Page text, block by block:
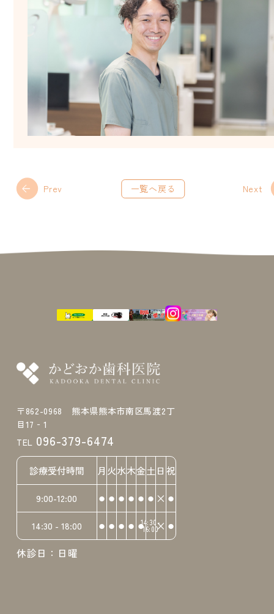
Prev 一覧へ戻る Next
〒862-0968 熊本県熊本市南区馬渡2丁
目17‐1
TEL 096-379-6474
診療受付時間 月 火水木金土 日 祝
9:00-12:00 ⚫︎ ⚫︎ ⚫︎ ⚫︎ ⚫︎ ⚫︎ × ⚫︎
14:30 - 18:00 ⚫︎ ⚫︎ ⚫︎ ⚫︎ ⚫︎14:30-
16:00× ⚫︎
休診日：日曜